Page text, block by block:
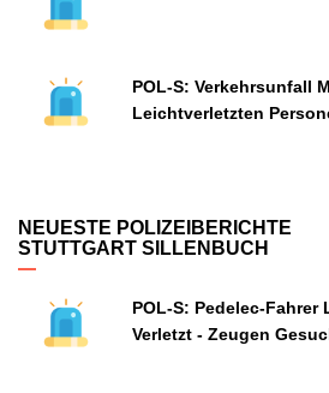
POL-S: Verkehrsunfall
Leichtverletzten
NEUESTE POLIZEIBERICHTE
STUTTGART SILLENBUCH
POL-S: Pedelec-Fahrer
Verletzt - Zeugen